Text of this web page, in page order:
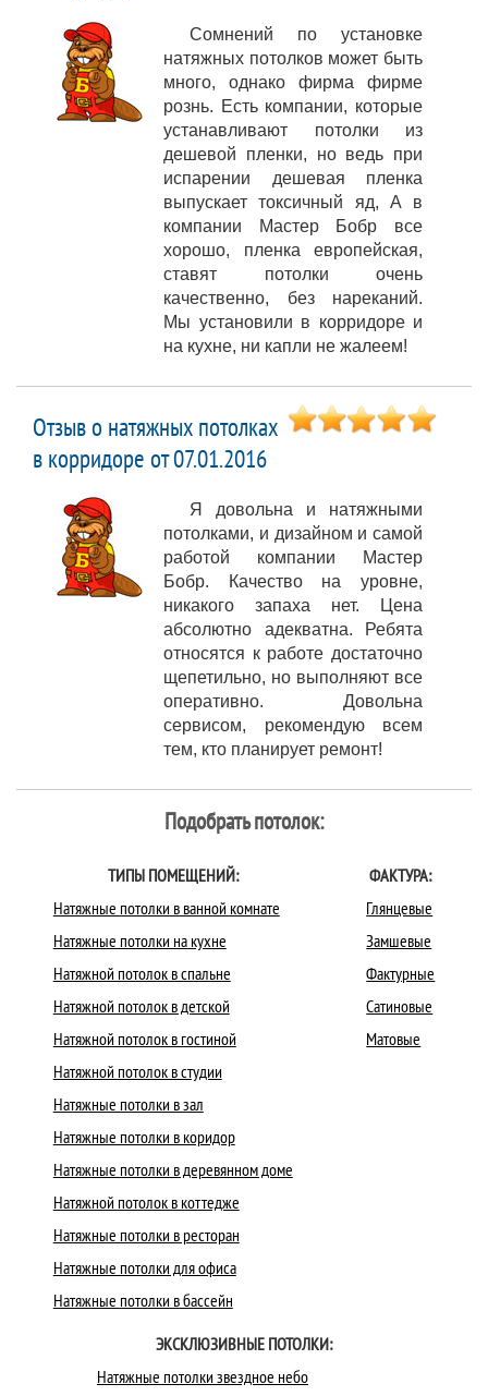
Сомнений по установке
натяжных потолков может быть
много, однако фирма фирме
рознь. Есть компании, которые
устанавливают потолки из
дешевой пленки, но ведь при
испарении дешевая пленка
выпускает токсичный яд, А в
компании Мастер Бобр все
хорошо, пленка европейская,
ставят потолки очень
качественно, без нареканий.
Мы установили в корридоре и
на кухне, ни капли не жалеем!
Отзыв о натяжных потолках
в корридоре от 07.01.2016
Я довольна и натяжными
потолками, и дизайном и самой
работой компании Мастер
Бобр. Качество на уровне,
никакого запаха нет. Цена
абсолютно адекватна. Ребята
относятся к работе достаточно
щепетильно, но выполняют все
оперативно. Довольна
сервисом, рекомендую всем
тем, кто планирует ремонт!
Подобрать потолок:
ТИПЫ ПОМЕЩЕНИЙ:
Натяжные потолки в ванной комнате
Натяжные потолки на кухне
Натяжной потолок в спальне
Натяжной потолок в детской
Натяжной потолок в гостиной
Натяжной потолок в студии
Натяжные потолки в зал
Натяжные потолки в коридор
Натяжные потолки в деревянном доме
Натяжной потолок в коттедже
Натяжные потолки в ресторан
Натяжные потолки для офиса
Натяжные потолки в бассейн
ФАКТУРА:
Глянцевые
Замшевые
Фактурные
Сатиновые
Матовые
ЭКСКЛЮЗИВНЫЕ ПОТОЛКИ:
Натяжные потолки звездное небо